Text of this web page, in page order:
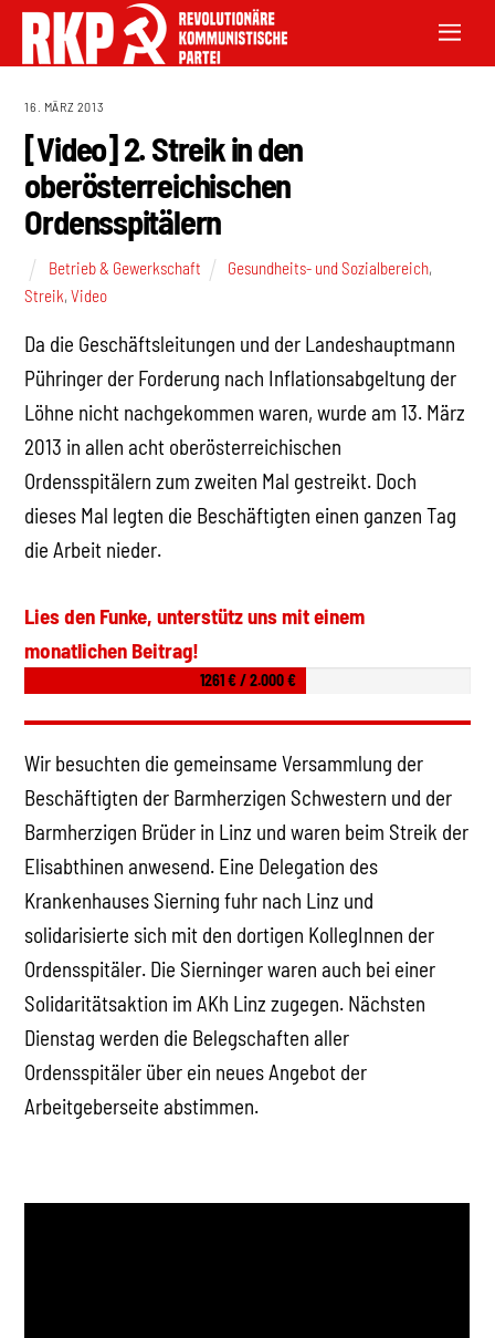
16. MÄRZ 2013
[Video] 2. Streik in den
oberösterreichischen
Ordensspitälern
Betrieb & Gewerkschaft Gesundheits- und Sozialbereich,
Streik,Video
Da die Geschäftsleitungen und der Landeshauptmann
Pühringer der Forderung nach Inflationsabgeltung der
Löhne nicht nachgekommen waren, wurde am 13. März
2013 in allen acht oberösterreichischen
Ordensspitälern zum zweiten Mal gestreikt. Doch
dieses Mal legten die Beschäftigten einen ganzen Tag
die Arbeit nieder.
Lies den Funke, unterstütz uns mit einem
monatlichen Beitrag!
1261 € / 2.000 €
Wir besuchten die gemeinsame Versammlung der
Beschäftigten der Barmherzigen Schwestern und der
Barmherzigen Brüder in Linz und waren beim Streik der
Elisabthinen anwesend. Eine Delegation des
Krankenhauses Sierning fuhr nach Linz und
solidarisierte sich mit den dortigen KollegInnen der
Ordensspitäler. Die Sierninger waren auch bei einer
Solidaritätsaktion im AKh Linz zugegen. Nächsten
Dienstag werden die Belegschaften aller
Ordensspitäler über ein neues Angebot der
Arbeitgeberseite abstimmen.